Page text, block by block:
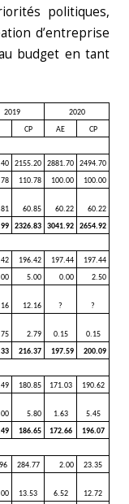
politiques,
d’entreprise
budget en tant
2019
2020
CP AE
CP
2155.20 2881.70
2494.70
110.78 100.00 100.00
60.85 60.22
60.22
2326.83 3041.92
2654.92
196.42 197.44
197.44
5.00 0.00 2.50
12.16 ? ?
2.79 0.15
0.15
216.37 197.59
200.09
180.85 171.03 190.62
5.80 1.63
5.45
186.65 172.66
196.07
284.77 2.00 23.35
13.53 6.52
12.72